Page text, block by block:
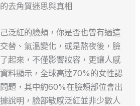
去角質迷思與真相
泛紅的臉頰，你是否也曾有過這
替、氣溫變化，或是熬夜後，臉
起來，不僅影響妝容，更讓人感
料顯示，全球高達70%的女性認
題，其中約60%在臉頰部位會出
說明，臉部敏感泛紅並非少數人